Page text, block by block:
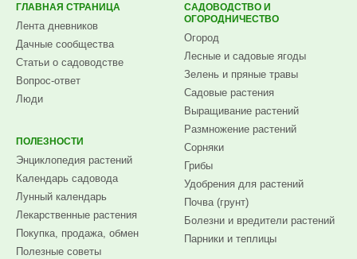
ГЛАВНАЯ СТРАНИЦА
Лента дневников
Дачные сообщества
Статьи о садоводстве
Вопрос-ответ
Люди
ПОЛЕЗНОСТИ
Энциклопедия растений
Календарь садовода
Лунный календарь
Лекарственные растения
Покупка, продажа, обмен
Полезные советы
САДОВОДСТВО И
ОГОРОДНИЧЕСТВО
Огород
Лесные и садовые ягоды
Зелень и пряные травы
Садовые растения
Выращивание растений
Размножение растений
Сорняки
Грибы
Удобрения для растений
Почва (грунт)
Болезни и вредители растений
Парники и теплицы